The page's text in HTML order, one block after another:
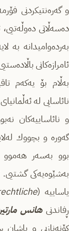
و گەرەنتیكردنی
دەسەڵاتی
بەردەوامیدانە بە
ئامرازەكانی
بەڵام بۆ یەكەم
نائاسایی لە
و نائاساییەكان
گەورە و بچووك
بوو بەسەر هەموو
بەشێوەیەكی گشتیی.
یاساییە (
ڕفاندنیهانس
كۆنەنازیی و پاشان